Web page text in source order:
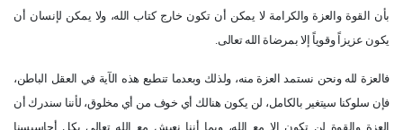
بأن القوة والعزة والكرامة لا يمكن أن تكون خارج كتاب الله، ولا يمكن لإنسان أن
يكون عزيزاً وقوياً إلا بمرضاة الله تعالى.
فالعزة لله ونحن نستمد العزة منه، ولذلك وبعدما تنطبع هذه الآية في العقل الباطن،
فإن سلوكنا سيتغير بالكامل، لن يكون هنالك أي خوف من أي مخلوق، لأننا سندرك أن
العزة والقوة لن تكون إلا مع الله، وبما أننا نعيش مع الله تعالى بكل أحاسيسنا